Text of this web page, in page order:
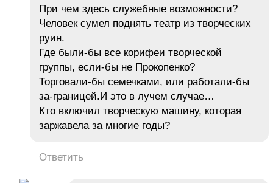
При чем здесь служебные возможности?
Человек сумел поднять театр из творческих
руин.
Где были-бы все корифеи творческой
группы, если-бы не Прокопенко?
Торговали-бы семечками, или работали-бы
за-границей.И это в лучем случае…
Кто включил творческую машину, которая
заржавела за многие годы?
Ответить